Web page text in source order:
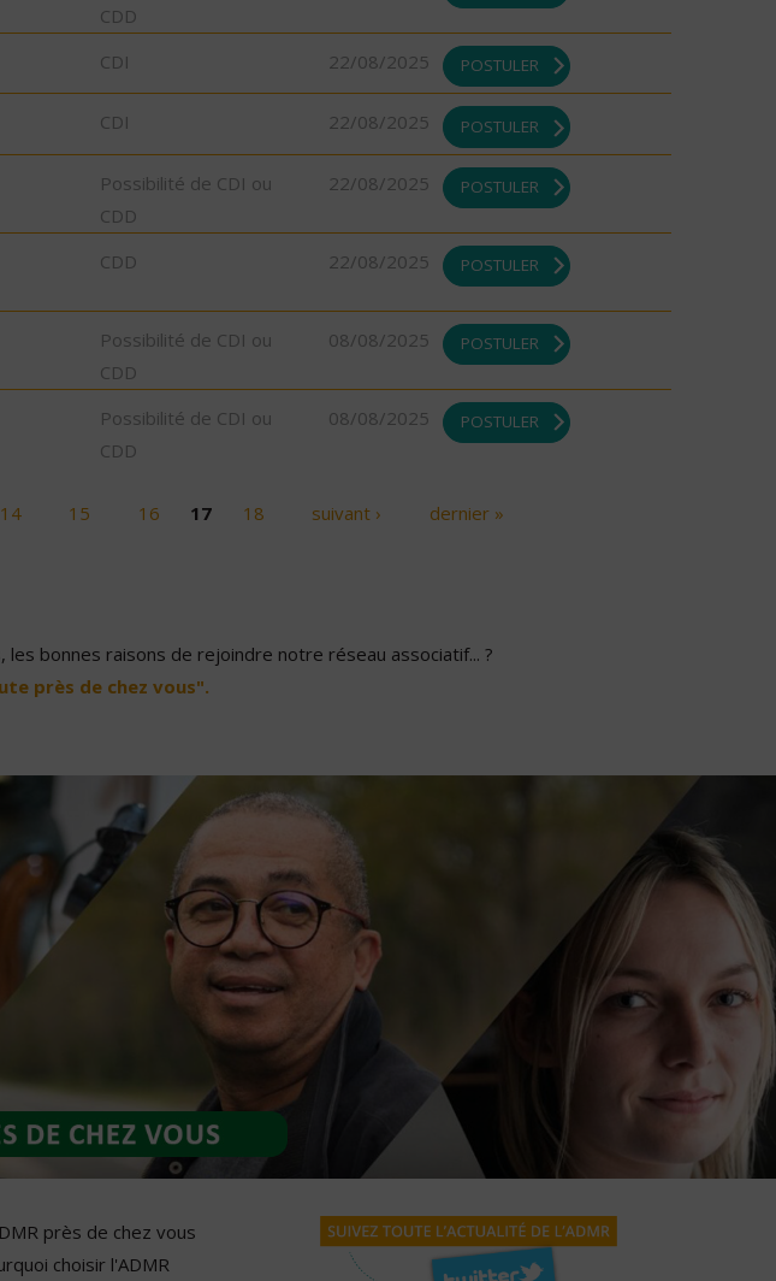
CDD
CDI 22/08/2025 POSTULER
CDI 22/08/2025 POSTULER
Possibilité de CDI ou
CDD
22/08/2025 POSTULER
CDD 22/08/2025 POSTULER
Possibilité de CDI ou
CDD
08/08/2025 POSTULER
Possibilité de CDI ou
CDD
08/08/2025 POSTULER
14 15 16 17 18 suivant › dernier »
bonnes raisons de rejoindre notre réseau associatif... ?
près de chez vous".
près de chez vous
choisir l'ADMR